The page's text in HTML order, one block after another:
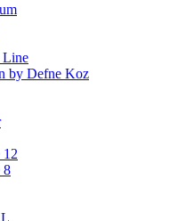
Line
by Defne Koz
12
8